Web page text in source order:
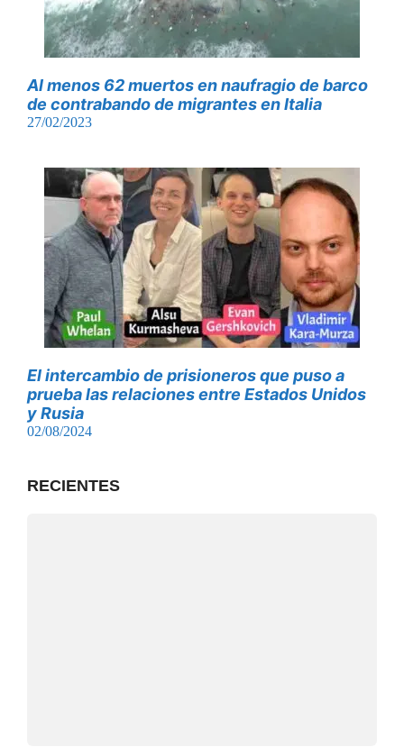
Al menos 62 muertos en naufragio de barco
de contrabando de migrantes en Italia
27/02/2023
El intercambio de prisioneros que puso a
prueba las relaciones entre Estados Unidos
y Rusia
02/08/2024
RECIENTES